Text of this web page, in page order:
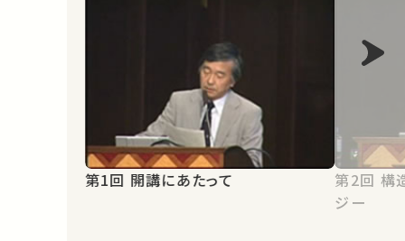
第1回 開講にあたって
第2回 構造力学と政治力学のアナロ
ジー